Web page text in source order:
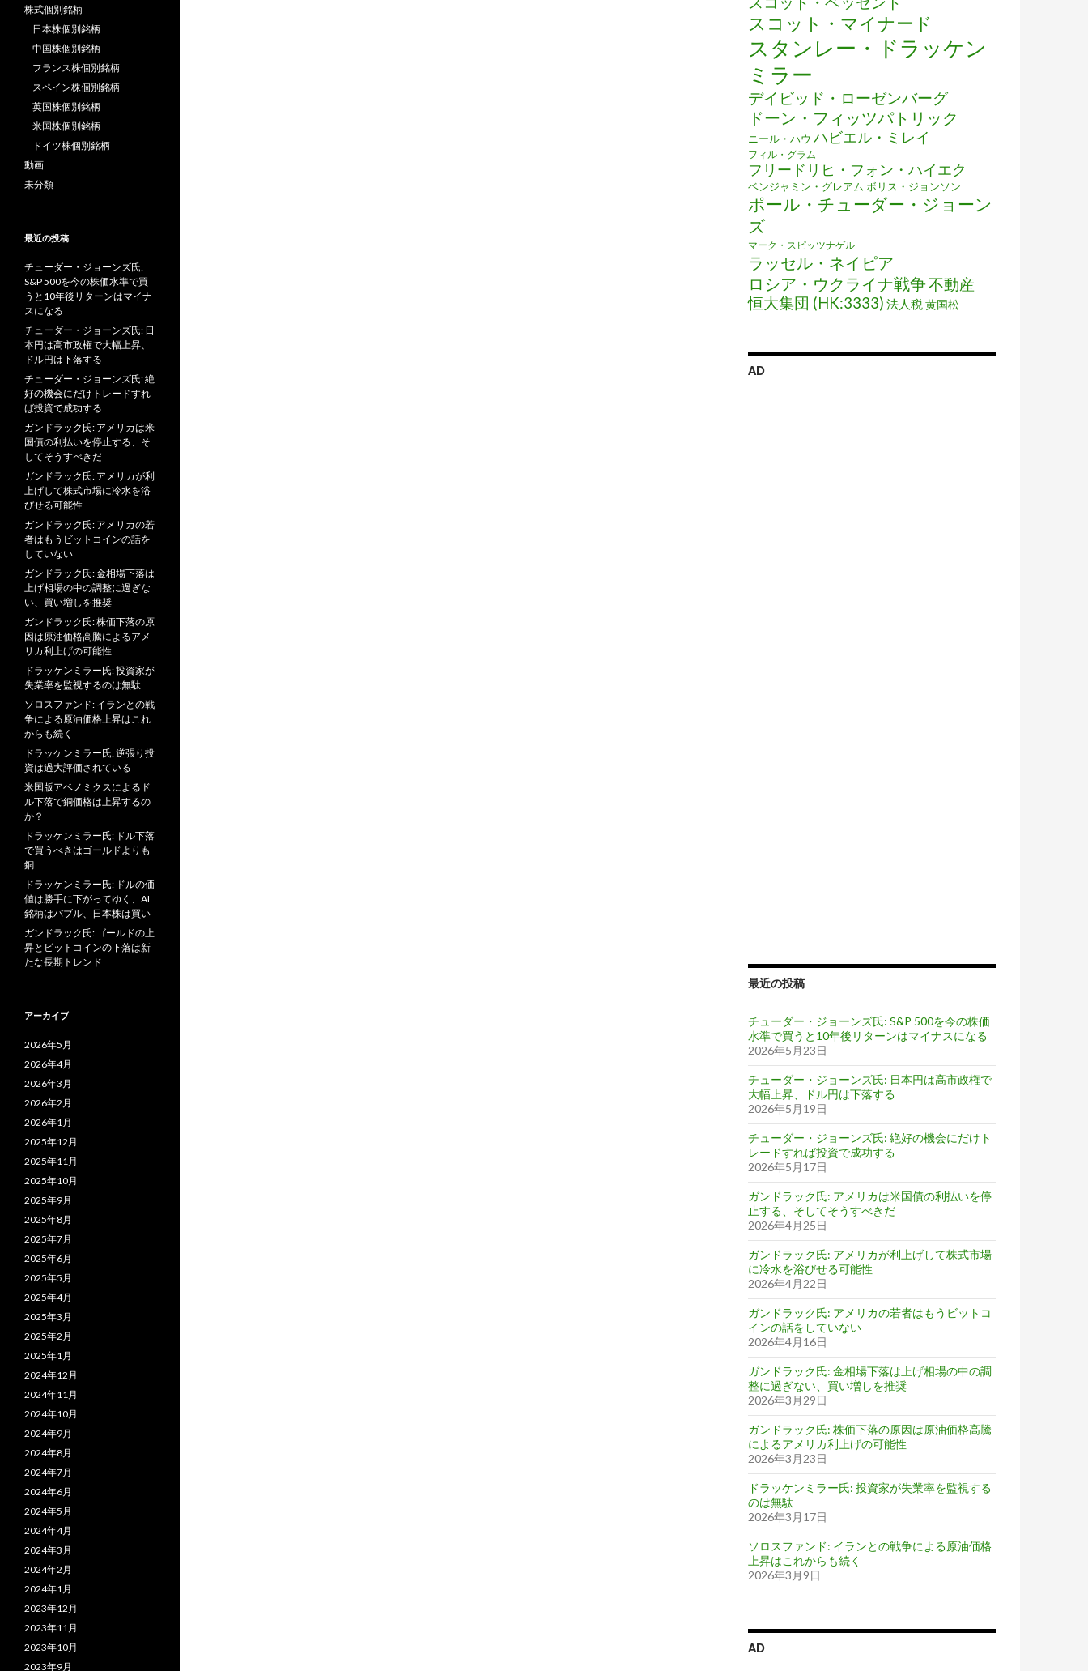
スコット・マイナード
スタンレー・ドラッケン
ミラー
デイビッド・ローゼンバーグ
ドーン・フィッツパトリック
ニール・ハウ ハビエル・ミレイ
フィル・グラム
フリードリヒ・フォン・ハイエク
ベンジャミン・グレアム ボリス・ジョンソン
ポール・チューダー・ジョーン
ズ
マーク・スピッツナゲル
ラッセル・ネイピア
ロシア・ウクライナ戦争不動産
恒大集団 (HK:3333) 法人税黄国松
AD
最近の投稿
チューダー・ジョーンズ氏: S&P 500を今の株価
水準で買うと10年後リターンはマイナスになる
2026年5月23日
チューダー・ジョーンズ氏: 日本円は高市政権で
大幅上昇、ドル円は下落する
2026年5月19日
チューダー・ジョーンズ氏: 絶好の機会にだけト
レードすれば投資で成功する
2026年5月17日
ガンドラック氏: アメリカは米国債の利払いを停
止する、そしてそうすべきだ
2026年4月25日
ガンドラック氏: アメリカが利上げして株式市場
に冷水を浴びせる可能性
2026年4月22日
ガンドラック氏: アメリカの若者はもうビットコ
インの話をしていない
2026年4月16日
ガンドラック氏: 金相場下落は上げ相場の中の調
整に過ぎない、買い増しを推奨
2026年3月29日
ガンドラック氏: 株価下落の原因は原油価格高騰
によるアメリカ利上げの可能性
2026年3月23日
ドラッケンミラー氏: 投資家が失業率を監視する
のは無駄
2026年3月17日
ソロスファンド: イランとの戦争による原油価格
上昇はこれからも続く
2026年3月9日
AD
株式個別銘柄
日本株個別銘柄
中国株個別銘柄
フランス株個別銘柄
スペイン株個別銘柄
英国株個別銘柄
米国株個別銘柄
ドイツ株個別銘柄
動画
未分類
最近の投稿
チューダー・ジョーンズ氏:
S&P 500を今の株価水準で買
うと10年後リターンはマイナ
スになる
チューダー・ジョーンズ氏: 日
本円は高市政権で大幅上昇、
ドル円は下落する
チューダー・ジョーンズ氏: 絶
好の機会にだけトレードすれ
ば投資で成功する
ガンドラック氏: アメリカは米
国債の利払いを停止する、そ
してそうすべきだ
ガンドラック氏: アメリカが利
上げして株式市場に冷水を浴
びせる可能性
ガンドラック氏: アメリカの若
者はもうビットコインの話を
していない
ガンドラック氏: 金相場下落は
上げ相場の中の調整に過ぎな
い、買い増しを推奨
ガンドラック氏: 株価下落の原
因は原油価格高騰によるアメ
リカ利上げの可能性
ドラッケンミラー氏: 投資家が
失業率を監視するのは無駄
ソロスファンド: イランとの戦
争による原油価格上昇はこれ
からも続く
ドラッケンミラー氏: 逆張り投
資は過大評価されている
米国版アベノミクスによるド
ル下落で銅価格は上昇するの
か？
ドラッケンミラー氏: ドル下落
で買うべきはゴールドよりも
銅
ドラッケンミラー氏: ドルの価
値は勝手に下がってゆく、AI
銘柄はバブル、日本株は買い
ガンドラック氏: ゴールドの上
昇とビットコインの下落は新
たな長期トレンド
アーカイブ
2026年5月
2026年4月
2026年3月
2026年2月
2026年1月
2025年12月
2025年11月
2025年10月
2025年9月
2025年8月
2025年7月
2025年6月
2025年5月
2025年4月
2025年3月
2025年2月
2025年1月
2024年12月
2024年11月
2024年10月
2024年9月
2024年8月
2024年7月
2024年6月
2024年5月
2024年4月
2024年3月
2024年2月
2024年1月
2023年12月
2023年11月
2023年10月
2023年9月